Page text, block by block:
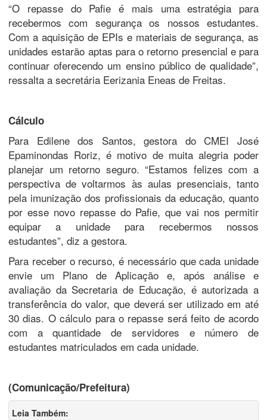
“O repasse do Pafie é mais uma estratégia para
recebermos com segurança os nossos estudantes.
Com a aquisição de EPIs e materiais de segurança, as
unidades estarão aptas para o retorno presencial e para
continuar oferecendo um ensino público de qualidade”,
ressalta a secretária Eerizania Eneas de Freitas.
Cálculo
Para Edilene dos Santos, gestora do CMEI José
Epaminondas Roriz, é motivo de muita alegria poder
planejar um retorno seguro. “Estamos felizes com a
perspectiva de voltarmos às aulas presenciais, tanto
pela imunização dos profissionais da educação, quanto
por esse novo repasse do Pafie, que vai nos permitir
equipar a unidade para recebermos nossos
estudantes”, diz a gestora.
Para receber o recurso, é necessário que cada unidade
envie um Plano de Aplicação e, após análise e
avaliação da Secretaria de Educação, é autorizada a
transferência do valor, que deverá ser utilizado em até
30 dias. O cálculo para o repasse será feito de acordo
com a quantidade de servidores e número de
estudantes matriculados em cada unidade.
(Comunicação/Prefeitura)
Leia Também: